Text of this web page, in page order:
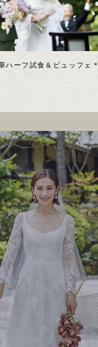
ーフ試食＆ビュッフェ＊